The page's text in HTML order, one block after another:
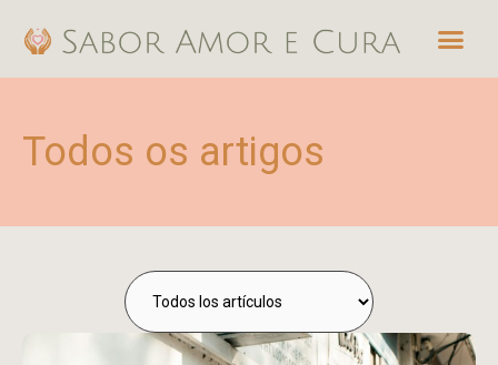
para
o
Todos os artigos